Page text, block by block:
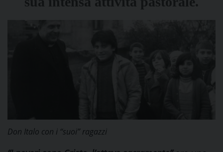
Don Italo con i “suoi” ragazzi